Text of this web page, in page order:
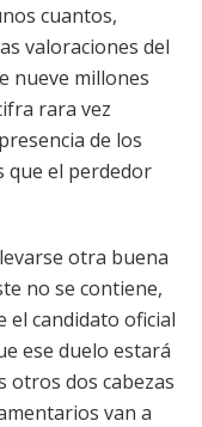
cuantos,
valoraciones del
nueve millones
rara vez
de los
que el perdedor
otra buena
no se contiene,
el candidato oficial
ese duelo estará
otros dos cabezas
van a